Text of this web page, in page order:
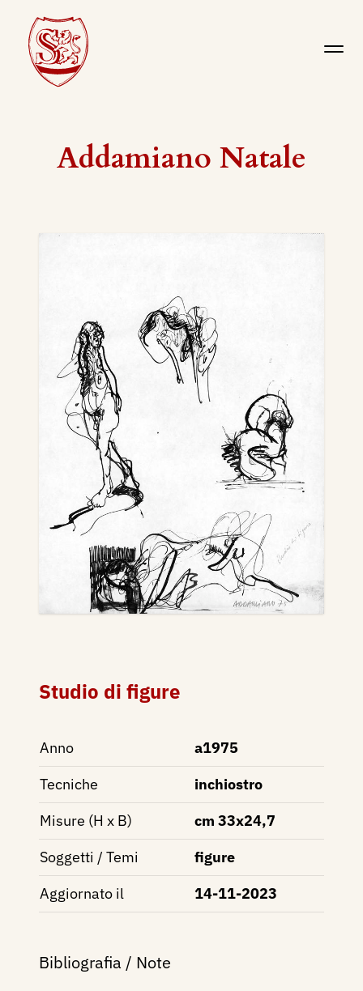
Addamiano Natale
Studio di figure
Anno
a1975
Tecniche
inchiostro
Misure (H x B)
cm 33x24,7
Soggetti / Temi
figure
Aggiornato il
14-11-2023
Bibliografia / Note